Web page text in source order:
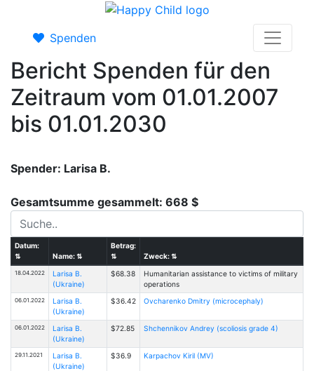
Spenden
Bericht Spenden für den
Zeitraum vom 01.01.2007
bis 01.01.2030
Spender: Larisa B.
Gesamtsumme gesammelt: 668 $
Datum:
⇅
Name:⇅
Betrag:
⇅
Zweck:⇅
18.04.2022
Larisa B.
(Ukraine)
$68.38
Humanitarian assistance to victims of military
operations
06.01.2022
Larisa B.
(Ukraine)
$36.42 Ovcharenko Dmitry (microcephaly)
06.01.2022
Larisa B.
(Ukraine)
$72.85 Shchennikov Andrey (scoliosis grade 4)
29.11.2021
Larisa B.
(Ukraine)
$36.9 Karpachov Kiril (MV)